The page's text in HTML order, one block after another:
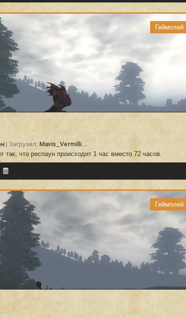
Геймплей
| Загрузил: Mavis_Vermilli...
так, что респаун происходит 1 час вместо 72 часов.
Геймплей